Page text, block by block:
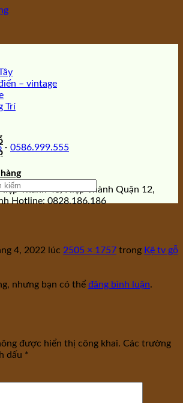
- 0586.999.555
Thành 43, Hiệp Thành Quận 12,
Hotline: 0828.186.186
– vintage
Trí
4, 2022 lúc 2505 × 1757 trong Kệ tv gỗ
nhưng bạn có thể đăng bình luận.
được hiển thị công khai. Các trường
dấu *